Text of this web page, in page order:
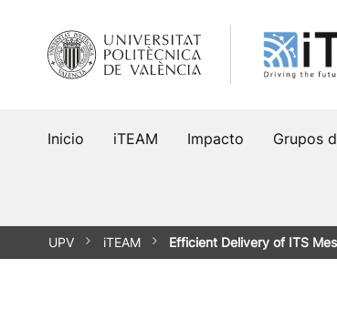
contenido
Inicio iTEAM Impacto Grupos
UPV iTEAM Efficient Delivery of ITS